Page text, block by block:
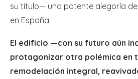
su título— una potente alegoría
en España.
El edificio —con su futuro aún
protagonizar otra polémica en
remodelación integral,